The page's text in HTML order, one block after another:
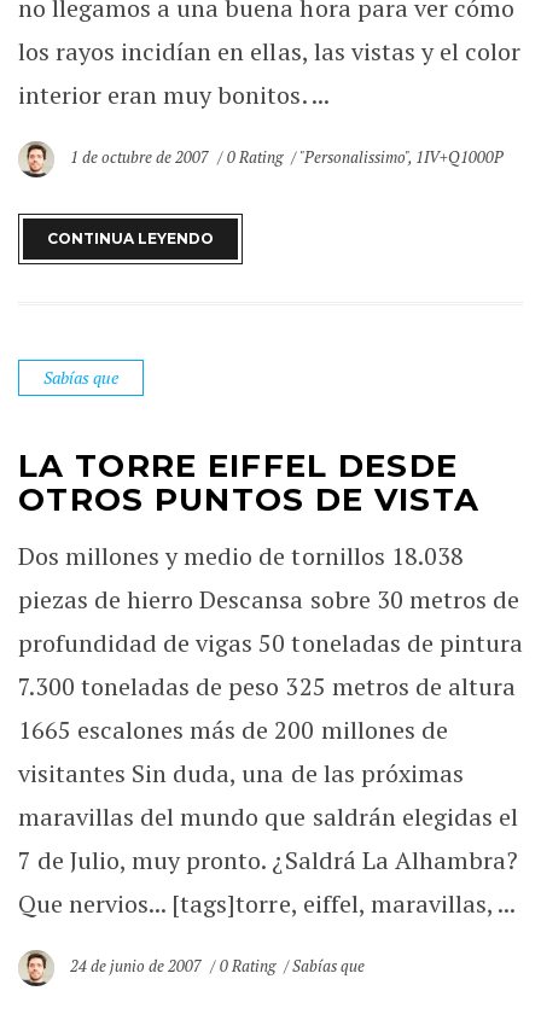
no llegamos a una buena hora para ver cómo
los rayos incidían en ellas, las vistas y el color
interior eran muy bonitos. ...
1 de octubre de 2007 0 Rating "Personalissimo", 1IV+Q1000P
CONTINUA LEYENDO
Sabías que
LA TORRE EIFFEL DESDE
OTROS PUNTOS DE VISTA
Dos millones y medio de tornillos 18.038
piezas de hierro Descansa sobre 30 metros de
profundidad de vigas 50 toneladas de pintura
7.300 toneladas de peso 325 metros de altura
1665 escalones más de 200 millones de
visitantes Sin duda, una de las próximas
maravillas del mundo que saldrán elegidas el
7 de Julio, muy pronto. ¿Saldrá La Alhambra?
Que nervios... [tags]torre, eiffel, maravillas, ...
24 de junio de 2007 0 Rating Sabías que